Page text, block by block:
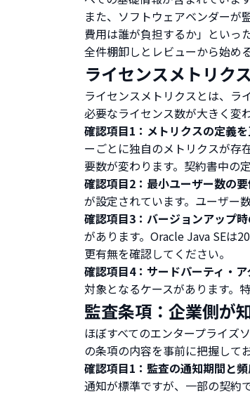
また、ソフトウェアベンダーが
費用は誰が負担するか」といっ
全件棚卸しとレビューから始め
ライセンスメトリク
ライセンスメトリクスとは、ラ
必要なライセンス数が大きく変わ
確認項目1：メトリクスの定義を
ーごとに独自のメトリクスが存
要数が変わります。契約書中の
確認項目2：最小ユーザー数の要
が設定されています。ユーザー
確認項目3：バージョンアップ
があります。Oracle Java SEは
更有無を確認してください。
確認項目4：サードパーティ・ア
対象となるケースがあります。
監査条項：企業側が
ほぼすべてのエンタープライズ
の条項の内容を事前に把握して
確認項目1：監査の通知期間と頻
通知が標準ですが、一部の契約